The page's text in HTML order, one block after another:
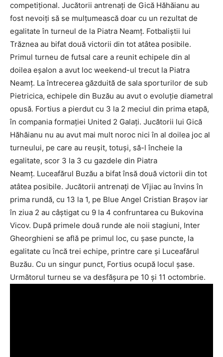
competiţional. Jucătorii antrenaţi de Gică Hăhăianu au
fost nevoiţi să se mulţumească doar cu un rezultat de
egalitate în turneul de la Piatra Neamţ. Fotbaliştii lui
Trăznea au bifat două victorii din tot atâtea posibile.
Primul turneu de futsal care a reunit echipele din al
doilea eşalon a avut loc weekend-ul trecut la Piatra
Neamţ. La întrecerea găzduită de sala sporturilor de sub
Pietricica, echipele din Buzău au avut o evoluţie diametral
opusă. Fortius a pierdut cu 3 la 2 meciul din prima etapă,
în compania formaţiei United 2 Galaţi. Jucătorii lui Gică
Hăhăianu nu au avut mai mult noroc nici în al doilea joc al
turneului, pe care au reuşit, totuşi, să-l încheie la
egalitate, scor 3 la 3 cu gazdele din Piatra
Neamţ. Luceafărul Buzău a bifat însă două victorii din tot
atâtea posibile. Jucătorii antrenaţi de Vîjiac au învins în
prima rundă, cu 13 la 1, pe Blue Angel Cristian Braşov iar
în ziua 2 au câştigat cu 9 la 4 confruntarea cu Bukovina
Vicov. După primele două runde ale noii stagiuni, Inter
Gheorghieni se află pe primul loc, cu şase puncte, la
egalitate cu încă trei echipe, printre care şi Luceafărul
Buzău. Cu un singur punct, Fortius ocupă locul şase.
Următorul turneu se va desfăşura pe 10 şi 11 octombrie.